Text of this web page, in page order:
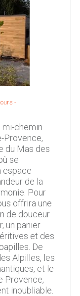
-
mi-chemin
Provence,
du Mas des
se
espace
de la
Pour
offrira une
de douceur
un panier
et des
De
Alpilles, les
et le
Provence,
inoubliable.